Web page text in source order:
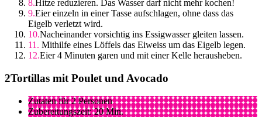
Hitze reduzieren. Das Wasser darf nicht mehr kochen!
Eier einzeln in einer Tasse aufschlagen, ohne dass das
Eigelb verletzt wird.
Nacheinander vorsichtig ins Essigwasser gleiten lassen.
Mithilfe eines Löffels das Eiweiss um das Eigelb legen.
Eier 4 Minuten garen und mit einer Kelle herausheben.
Tortillas mit Poulet und Avocado
Zutaten für 2 Personen
Zubereitungszeit: 20 Min.